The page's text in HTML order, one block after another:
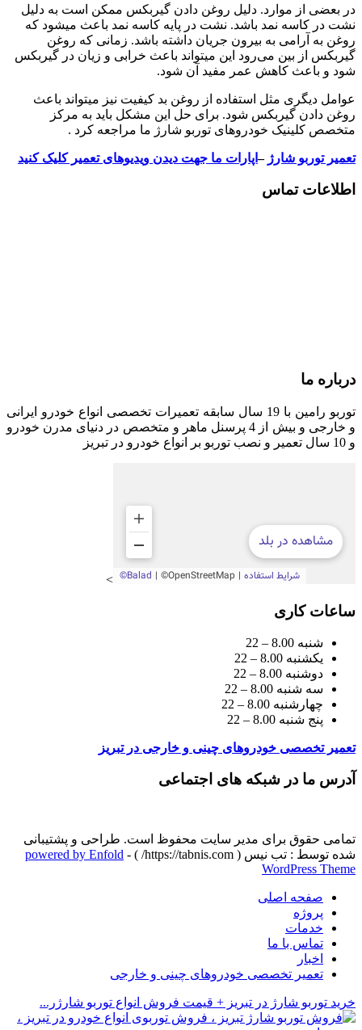
در بعضی از موارد. دلیل روغن دادن گیربکس ممکن است به دلیل
نشت در کاسه نمد باشد. نشت در پایه کاسه نمد باعث میشود که
روغن به آرامی به بیرون جریان داشته باشد. زمانی که روغن
گیربکس از بین می‌رود این میتواند باعث خرابی و زیان در گیربکس
شود و باعث کاهش عمر مفید آن شود.
عوامل دیگری مثل استفاده از روغن بد کیفیت نیز میتواند باعث
روغن دادن گیربکس شود. برای حل این مشکل باید به مرکز
متخصص کلینیک خودروهای توربو شارژ ما مراجعه کرد .
تعمیر توربو شارژ –اپارات ما جهت دیدن ویدیوهای تعمیر کلیک کنید
اطلاعات تماس
درباره ما
توربو رامین با 19 سال سابقه تعمیرات تخصصی انواع خودرو ایرانی
و خارجی و بیش از 4 پرسنل ماهر و متخصص در دنیای مدرن خودرو
و 10 سال تعمیر و نصب توربو بر انواع خودرو در تبریز
>
ساعات کاری
شنبه 8.00 – 22
یکشنبه 8.00 – 22
دوشنبه 8.00 – 22
سه شنبه 8.00 – 22
چهارشنبه 8.00 – 22
پنج شنبه 8.00 – 22
تعمیر تخصصی خودروهای چینی و خارجی در تبریز
آدرس ما در شبکه های اجتماعی
تمامی حقوق برای مدیر سایت محفوظ است. طراحی و پشتیبانی
شده توسط : تب نیس ( https://tabnis.com/ ) -
powered by Enfold
WordPress Theme
صفحه اصلی
پروژه
خدمات
تماس با ما
اخبار
تعمیر تخصصی خودروهای چینی و خارجی
خرید توربو شارژ در تبریز + قیمت فروش انواع توربو شارژر...